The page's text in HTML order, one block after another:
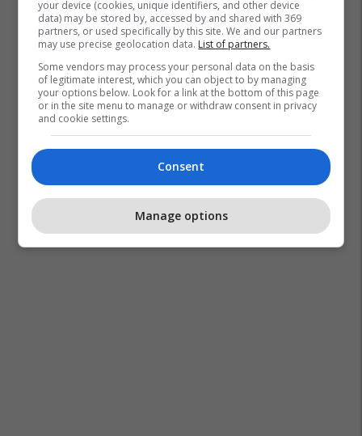
Lsdm Fatmir Bytyqi
your device (cookies, unique identifiers, and other device
data) may be stored by, accessed by and shared with 369
partners, or used specifically by this site. We and our partners
may use precise geolocation data. List of partners.
Some vendors may process your personal data on the basis
of legitimate interest, which you can object to by managing
your options below. Look for a link at the bottom of this page
or in the site menu to manage or withdraw consent in privacy
and cookie settings.
Consent
Manage options